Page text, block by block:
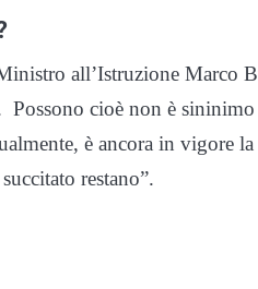
all’Istruzione Marco
Possono cioè non è
è ancora in vigore
restano”.